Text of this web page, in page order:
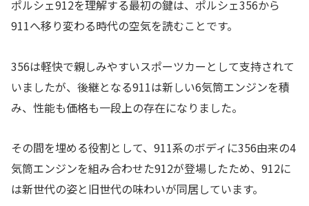
ポルシェ912を理解する最初の鍵は、ポルシェ356から
911へ移り変わる時代の空気を読むことです。
356は軽快で親しみやすいスポーツカーとして支持されて
いましたが、後継となる911は新しい6気筒エンジンを積
み、性能も価格も一段上の存在になりました。
その間を埋める役割として、911系のボディに356由来の4
気筒エンジンを組み合わせた912が登場したため、912に
は新世代の姿と旧世代の味わいが同居しています。